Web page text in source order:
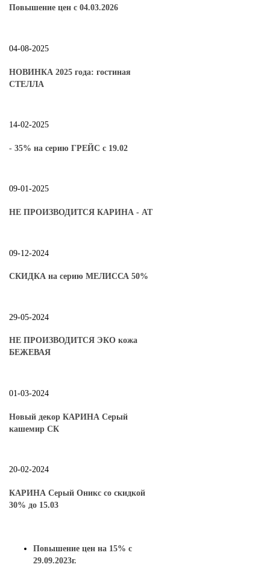
Повышение цен с 04.03.2026
04-08-2025
НОВИНКА 2025 года: гостиная
СТЕЛЛА
14-02-2025
- 35% на серию ГРЕЙС с 19.02
09-01-2025
НЕ ПРОИЗВОДИТСЯ КАРИНА - АТ
09-12-2024
СКИДКА на серию МЕЛИССА 50%
29-05-2024
НЕ ПРОИЗВОДИТСЯ ЭКО кожа
БЕЖЕВАЯ
01-03-2024
Новый декор КАРИНА Серый
кашемир СК
20-02-2024
КАРИНА Серый Оникс со скидкой
30% до 15.03
Повышение цен на 15% с
29.09.2023г.